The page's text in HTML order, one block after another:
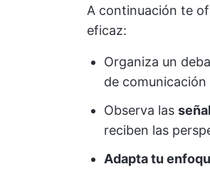
A continuación te
eficaz:
Organiza un
de
Observa las
reciben las
Adapta tu